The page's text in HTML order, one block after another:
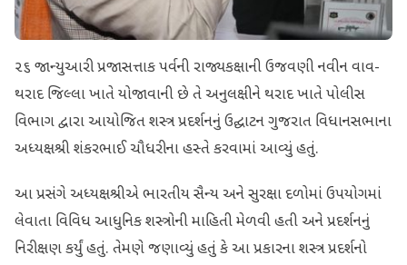
૨૬ જાન્યુઆરી પ્રજાસત્તાક પર્વની રાજ્યકક્ષાની ઉજવણી નવીન વાવ-
થરાદ જિલ્લા ખાતે યોજાવાની છે તે અનુલક્ષીને થરાદ ખાતે પોલીસ
વિભાગ દ્વારા આયોજિત શસ્ત્ર પ્રદર્શનનું ઉદ્ઘાટન ગુજરાત વિધાનસભાના
અધ્યક્ષશ્રી શંકરભાઈ ચૌધરીના હસ્તે કરવામાં આવ્યું હતું.
આ પ્રસંગે અધ્યક્ષશ્રીએ ભારતીય સૈન્ય અને સુરક્ષા દળોમાં ઉપયોગમાં
લેવાતા વિવિધ આધુનિક શસ્ત્રોની માહિતી મેળવી હતી અને પ્રદર્શનનું
નિરીક્ષણ કર્યું હતું. તેમણે જણાવ્યું હતું કે આ પ્રકારના શસ્ત્ર પ્રદર્શનો